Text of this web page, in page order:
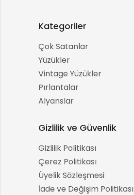
Kategoriler
Çok Satanlar
Yüzükler
Vintage Yüzükler
Pırlantalar
Alyanslar
Gizlilik ve Güvenlik
Gizlilik Politikası
Çerez Politikası
Üyelik Sözleşmesi
İade ve Değişim Politikası